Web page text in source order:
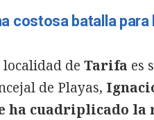
costosa batalla
localidad de Tarifa es
de Playas,
ha cuadriplicado la